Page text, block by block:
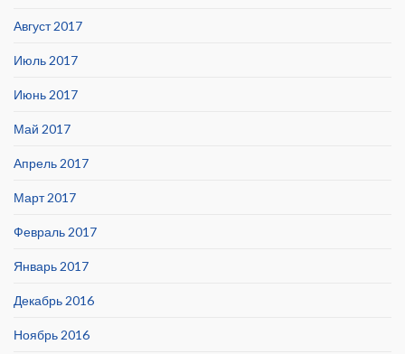
Август 2017
Июль 2017
Июнь 2017
Май 2017
Апрель 2017
Март 2017
Февраль 2017
Январь 2017
Декабрь 2016
Ноябрь 2016